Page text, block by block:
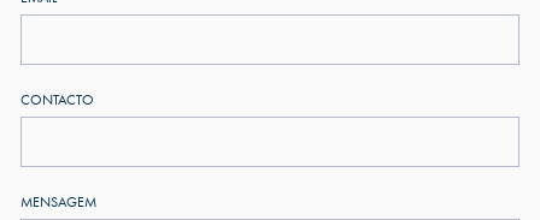
CONTACTO
MENSAGEM